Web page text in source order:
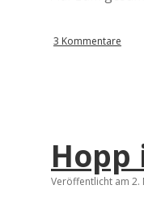
3 Kommentare
Hopp
Veröffentlicht am